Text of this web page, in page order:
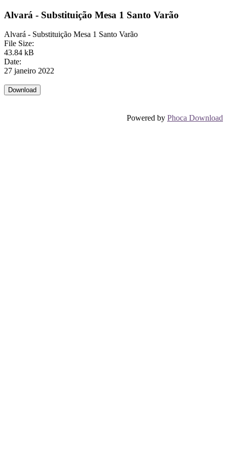
Alvará - Substituição Mesa 1 Santo Varão
Alvará - Substituição Mesa 1 Santo Varão
File Size:
43.84 kB
Date:
27 janeiro 2022
Powered by Phoca Download